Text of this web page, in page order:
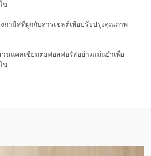
ข่
งกานีสที่ผูกกับสารเชลต์เพื่อปรับปรุงคุณภาพ
วนแคลเซียมต่อฟอสฟอรัสอย่างแม่นยำเพื่อ
ข่